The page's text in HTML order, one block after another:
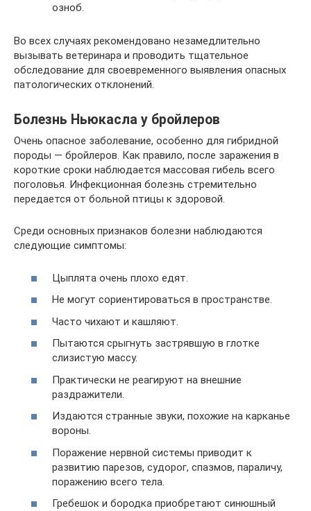
озноб.
Во всех случаях рекомендовано незамедлительно
вызывать ветеринара и проводить тщательное
обследование для своевременного выявления опасных
патологических отклонений.
Болезнь Ньюкасла у бройлеров
Очень опасное заболевание, особенно для гибридной
породы — бройлеров. Как правило, после заражения в
короткие сроки наблюдается массовая гибель всего
поголовья. Инфекционная болезнь стремительно
передается от больной птицы к здоровой.
Среди основных признаков болезни наблюдаются
следующие симптомы:
Цыплята очень плохо едят.
Не могут сориентироваться в пространстве.
Часто чихают и кашляют.
Пытаются срыгнуть застрявшую в глотке
слизистую массу.
Практически не реагируют на внешние
раздражители.
Издаются странные звуки, похожие на карканье
вороны.
Поражение нервной системы приводит к
развитию парезов, судорог, спазмов, параличу,
поражению всего тела.
Гребешок и бородка приобретают синюшный